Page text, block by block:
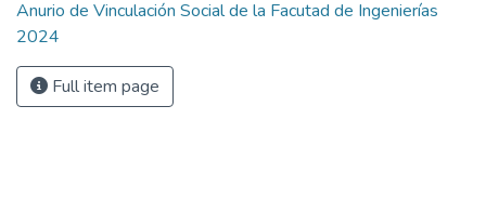
Anurio de Vinculación Social de la Facutad de Ingenierías
2024
Full item page